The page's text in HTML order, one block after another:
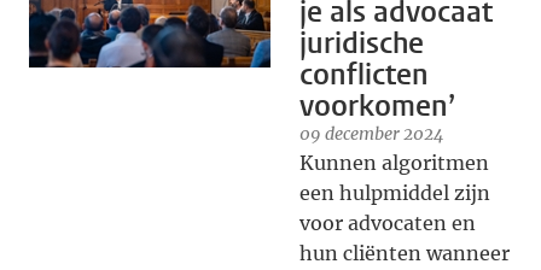
je als advocaat
juridische
conflicten
voorkomen’
09 december 2024
Kunnen algoritmen
een hulpmiddel zijn
voor advocaten en
hun cliënten wanneer